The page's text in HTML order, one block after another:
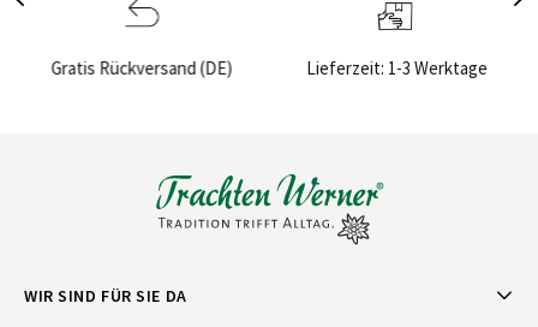
Lieferzeit: 1-3 Werktage Sichere Bezahlung
WIR SIND FÜR SIE DA